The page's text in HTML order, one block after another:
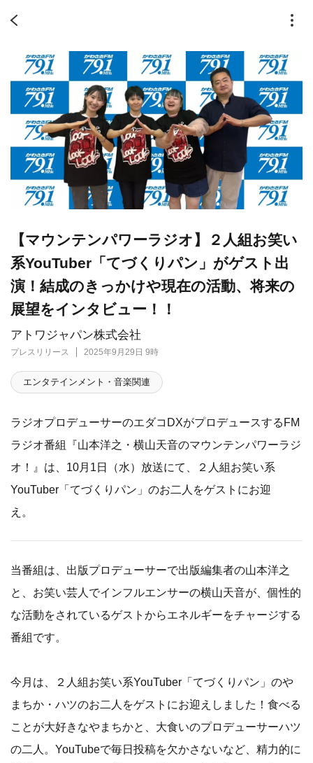
アトワジャパン株式会社
プレスリリース 2025年9月29日 9時
【マウンテンパワーラジオ】２人組お笑い
系YouTuber「てづくりパン」がゲスト出
演！結成のきっかけや現在の活動、将来の
展望をインタビュー！！
エンタテインメント・音楽関連
ラジオプロデューサーのエダコDXがプロデュースするFM
ラジオ番組『山本洋之・横山天音のマウンテンパワーラジ
オ！』は、10月1日（水）放送にて、２人組お笑い系
YouTuber「てづくりパン」のお二人をゲストにお迎
え。
当番組は、出版プロデューサーで出版編集者の山本洋之
と、お笑い芸人でインフルエンサーの横山天音が、個性的
な活動をされているゲストからエネルギーをチャージする
番組です。
今月は、２人組お笑い系YouTuber「てづくりパン」のや
まちか・ハツのお二人をゲストにお迎えしました！食べる
ことが大好きなやまちかと、大食いのプロデューサーハツ
の二人。YouTubeで毎日投稿を欠かさないなど、精力的に